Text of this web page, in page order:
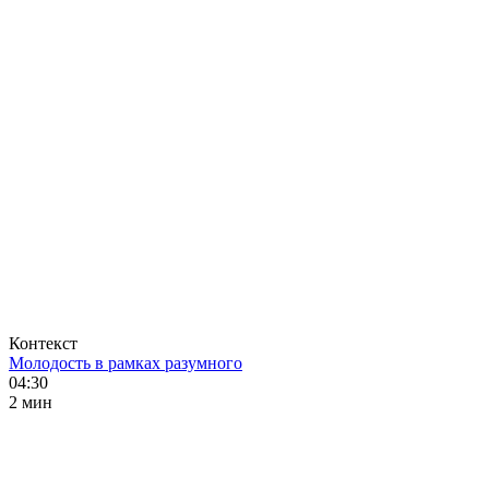
Контекст
Молодость в рамках разумного
04:30
2 мин